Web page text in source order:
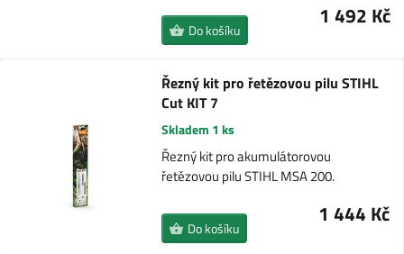
1 492 Kč
Do košíku
Řezný kit pro řetězovou pilu STIHL
Cut KIT 7
Skladem 1 ks
Řezný kit pro akumulátorovou
řetězovou pilu STIHL MSA 200.
1 444 Kč
Do košíku